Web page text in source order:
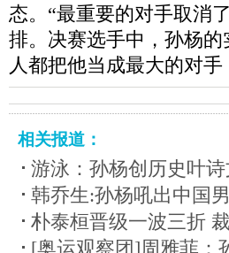
态。“最重要的对手取消
排。决赛选手中，孙杨
人都把他当成最大的对
相关报道：
游泳：孙杨创历史叶
韩乔生:孙杨吼出中国
朴泰桓晋级一波三折
[奥运观察团]周雅菲：